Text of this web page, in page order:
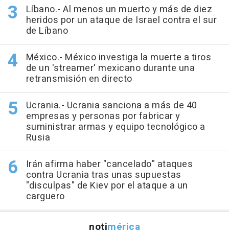
Líbano.- Al menos un muerto y más de diez
heridos por un ataque de Israel contra el sur
de Líbano
México.- México investiga la muerte a tiros
de un 'streamer' mexicano durante una
retransmisión en directo
Ucrania.- Ucrania sanciona a más de 40
empresas y personas por fabricar y
suministrar armas y equipo tecnológico a
Rusia
Irán afirma haber "cancelado" ataques
contra Ucrania tras unas supuestas
"disculpas" de Kiev por el ataque a un
carguero
notimérica